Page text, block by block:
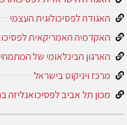
האגודה לפסיכולוגית העצמי
האקדמיה האמריקאית
הארגון הבינלאומי של
מרכז ויניקוט בישראל
מכון תל אביב לפסיכואנליזה